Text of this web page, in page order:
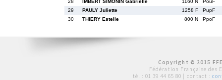
28
IMBERT SIMONIN Gabrielle 1160 N
PouF
29
PAULY Juliette 1258 F
PupF
30
THIERY Estelle 800 N PpoF
Copyright © 2015
Fédération Française des
tél : 01 39 44 65 80 | contact :